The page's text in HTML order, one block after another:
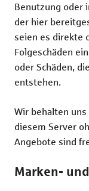
Benutzung oder
der hier
seien es direkte
Folgeschäden
oder Schäden,
entstehen.
Wir behalten
diesem Server
Angebote sind
Marken-